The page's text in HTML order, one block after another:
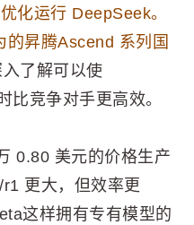
化运行 DeepSeek。
的昇腾Ascend 系列国
了解可以使
比竞争对手更高效。
0.80 美元的价格生产
更大，但效率更
这样拥有专有模型的